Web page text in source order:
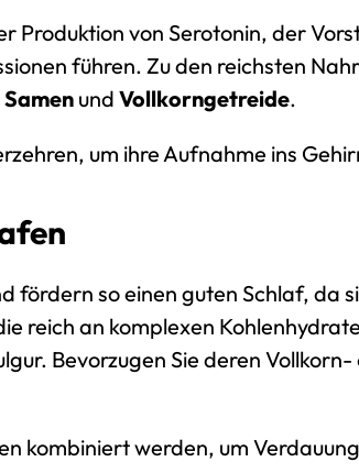
Produktion von Serotonin, der
führen. Zu den reichsten
Samen und Vollkorngetreide.
um ihre Aufnahme ins
so einen guten Schlaf, da
reich an komplexen
Bevorzugen Sie deren
kombiniert werden, um